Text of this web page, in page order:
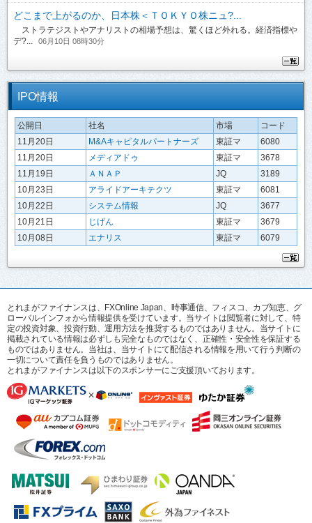
どこまで上がるのか、日本株＜ＴＯＫＹＯ株ニュ?...
ストラテジストやアナリストの相場予想は、驚くほど外れる。経済指標や
デ?...
06月10日 08時30分
IPO情報
公開日 社名 市場
コード
11月20日
M&Aキャピタルパートナーズ 東証マ
6080
11月20日
メディアドゥ 東証マ
3678
11月19日
ＡＮＡＰ JQ
3189
10月23日
アライドアーキテクツ 東証マ
6081
10月22日
システム情報 JQ
3677
10月21日
じげん 東証マ
3679
10月08日
エナリス 東証マ 6079
とれまがファイナンスは、FXOnline Japan、時事通信、フィスコ、カブ知恵、グ
ローバルインフォから情報提供を受けています。当サイトは閲覧者に対して、特
定の投資対象、投資行動、運用方法を推奨するものではありません。当サイトに
掲載されている情報は必ずしも完全なものではなく、正確性・安全性を保証する
ものではありません。当社は、当サイトにて配信される情報を用いて行う判断の
一切について責任を負うものではありません。
とれまがファイナンスは以下のスポンサーにご支援頂いております。